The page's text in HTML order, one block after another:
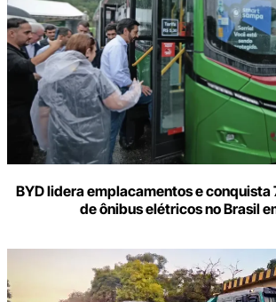
BYD lidera emplacamentos e conquista
de ônibus elétricos no Brasil